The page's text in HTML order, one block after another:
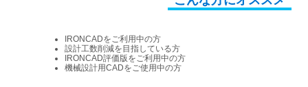
IRONCADをご利用中の方
設計工数削減を目指している方
IRONCAD評価版をご利用中の方
機械設計用CADをご使用中の方